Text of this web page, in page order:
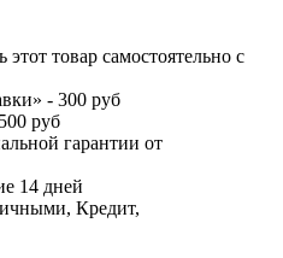
товар самостоятельно с
- 300 руб
руб
гарантии от
14 дней
Кредит,